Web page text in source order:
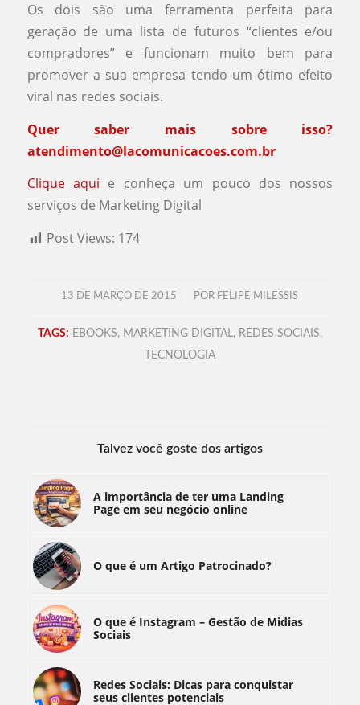
Os dois são uma ferramenta perfeita para
geração de uma lista de futuros “clientes e/ou
compradores” e funcionam muito bem para
promover a sua empresa tendo um ótimo efeito
viral nas redes sociais.
Quer saber mais sobre isso?
atendimento@lacomunicacoes.com.br
Clique aqui e conheça um pouco dos nossos
serviços de Marketing Digital
Post Views: 174
13 DE MARÇO DE 2015
/ POR FELIPE MILESSIS
TAGS: EBOOKS, MARKETING DIGITAL, REDES SOCIAIS,
TECNOLOGIA
Talvez você goste dos artigos
A importância de ter uma Landing
Page em seu negócio online
O que é um Artigo Patrocinado?
O que é Instagram – Gestão de Midias
Sociais
Redes Sociais: Dicas para conquistar
seus clientes potenciais